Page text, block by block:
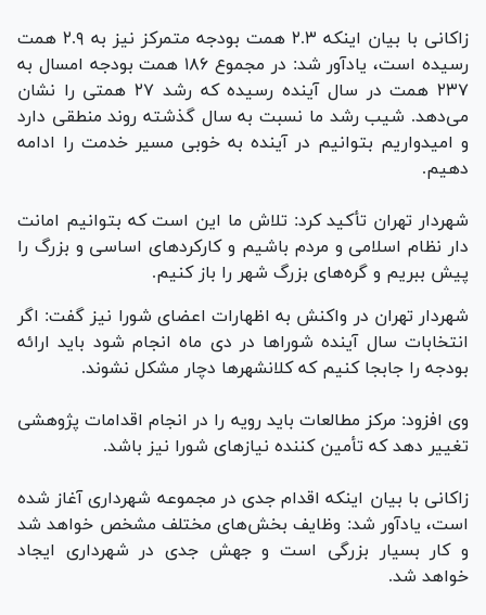
زاکانی با بیان اینکه ۲.۳ همت بودجه متمرکز نیز به ۲.۹ همت
رسیده است، یادآور شد: در مجموع ۱۸۶ همت بودجه امسال به
۲۳۷ همت در سال آینده رسیده که رشد ۲۷ همتی را نشان
می‌دهد. شیب رشد ما نسبت به سال گذشته روند منطقی دارد
و امیدواریم بتوانیم در آینده به خوبی مسیر خدمت را ادامه
دهیم.
شهردار تهران تأکید کرد: تلاش ما این است که بتوانیم امانت
دار نظام اسلامی و مردم باشیم و کارکرد‌های اساسی و بزرگ را
پیش ببریم و گره‌های بزرگ شهر را باز کنیم.
شهردار تهران در واکنش به اظهارات اعضای شورا نیز گفت: اگر
انتخابات سال آینده شورا‌ها در دی ماه انجام شود باید ارائه
بودجه را جابجا کنیم که کلانشهر‌ها دچار مشکل نشوند.
وی افزود: مرکز مطالعات باید رویه را در انجام اقدامات پژوهشی
تغییر دهد که تأمین کننده نیاز‌های شورا نیز باشد.
زاکانی با بیان اینکه اقدام جدی در مجموعه شهرداری آغاز شده
است، یادآور شد: وظایف بخش‌های مختلف مشخص خواهد شد
و کار بسیار بزرگی است و جهش جدی در شهرداری ایجاد
خواهد شد.